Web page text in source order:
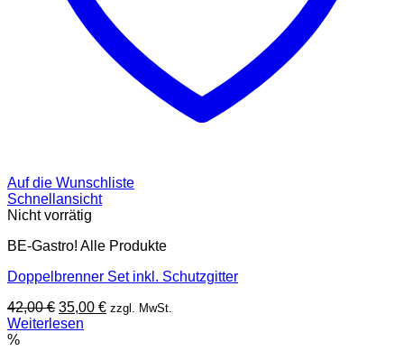
Auf die Wunschliste
Schnellansicht
Nicht vorrätig
BE-Gastro! Alle Produkte
Doppelbrenner Set inkl. Schutzgitter
42,00€ Ursprünglicher
Preis
35,00 €Aktueller
zzgl. MwSt.
Weiterlesen
%